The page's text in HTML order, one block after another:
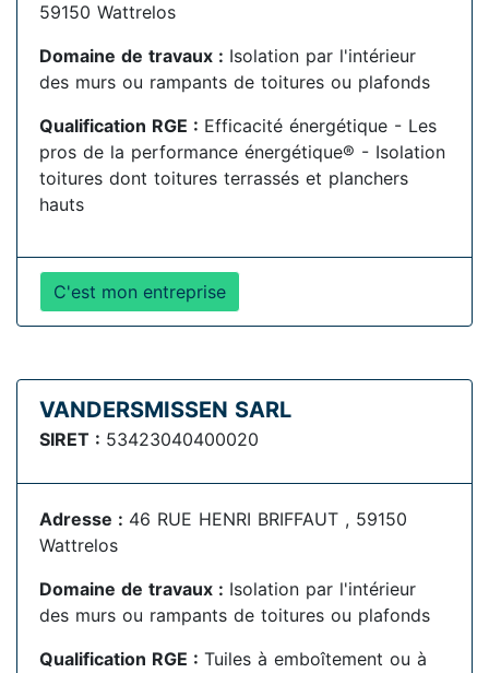
59150 Wattrelos
Domaine de travaux : Isolation par l'intérieur
des murs ou rampants de toitures ou plafonds
Qualification RGE : Efficacité énergétique - Les
pros de la performance énergétique® - Isolation
toitures dont toitures terrassés et planchers
hauts
C'est mon entreprise
VANDERSMISSEN SARL
SIRET : 53423040400020
Adresse : 46 RUE HENRI BRIFFAUT , 59150
Wattrelos
Domaine de travaux : Isolation par l'intérieur
des murs ou rampants de toitures ou plafonds
Qualification RGE : Tuiles à emboîtement ou à